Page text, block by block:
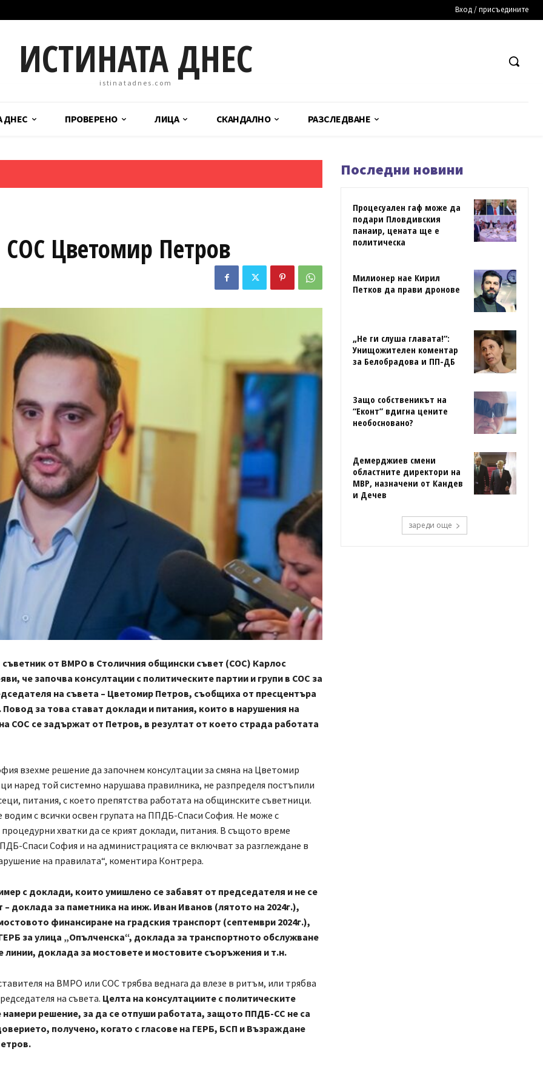
Вход / присъедините
ИСТИНАТА ДНЕС
istinatadnes.com
ДНЕС ПРОВЕРЕНО ЛИЦА СКАНДАЛНО РАЗСЛЕДВАНЕ
Цветомир Петров
от ВМРО в Столичния общински съвет (СОС) Карлос
че започва консултации с политическите партии и групи в СОС за
на съвета – Цветомир Петров, съобщиха от пресцентъра
Повод за това стават доклади и питания, които в нарушения на
СОС се задържат от Петров, в резултат от което страда работата
взехме решение да започнем консултации за смяна на Цветомир
наред той системно нарушава правилника, не разпределя постъпили
питания, с което препятства работата на общинските съветници.
водим с всички освен групата на ППДБ-Спаси София. Не може с
хватки да се крият доклади, питания. В същото време
Спаси София и на администрацията се включват за разглеждане в
на правилата“, коментира Контрера.
с доклади, които умишлено се забавят от председателя и не се
– доклада за паметника на инж. Иван Иванов (лятото на 2024г.),
финансиране на градския транспорт (септември 2024г.),
за улица „Опълченска“, доклада за транспортното обслужване
линии, доклада за мостовете и мостовите съоръжения и т.н.
на ВМРО или СОС трябва веднага да влезе в ритъм, или трябва
на съвета. Целта на консултациите с политическите
намери решение, за да се отпуши работата, защото ППДБ-СС не са
получено, когато с гласове на ГЕРБ, БСП и Възраждане
Последни новини
Процесуален гаф може да
подари Пловдивския
панаир, цената ще е
политическа
Милионер нае Кирил
Петков да прави дронове
„Не ги слуша главата!“:
Унищожителен коментар
за Белобрадова и ПП-ДБ
Защо собственикът на
“Еконт” вдигна цените
необосновано?
Демерджиев смени
областните директори на
МВР, назначени от Кандев
и Дечев
зареди още